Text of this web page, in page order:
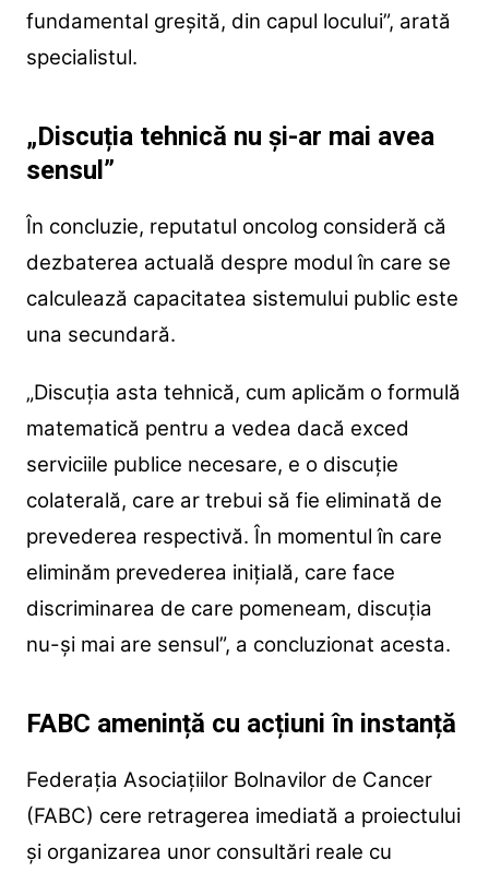
fundamental greșită, din capul locului”, arată
specialistul.
„Discuția tehnică nu și-ar mai avea
sensul”
În concluzie, reputatul oncolog consideră că
dezbaterea actuală despre modul în care se
calculează capacitatea sistemului public este
una secundară.
„Discuția asta tehnică, cum aplicăm o formulă
matematică pentru a vedea dacă exced
serviciile publice necesare, e o discuție
colaterală, care ar trebui să fie eliminată de
prevederea respectivă. În momentul în care
eliminăm prevederea inițială, care face
discriminarea de care pomeneam, discuția
nu-și mai are sensul”, a concluzionat acesta.
FABC amenință cu acțiuni în instanță
Federația Asociațiilor Bolnavilor de Cancer
(FABC) cere retragerea imediată a proiectului
și organizarea unor consultări reale cu